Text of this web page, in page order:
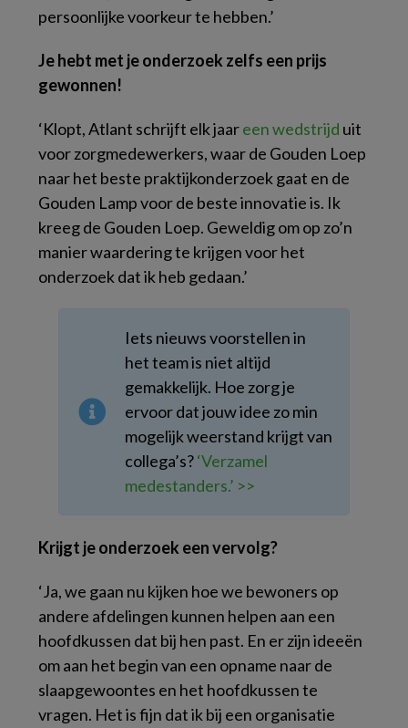
persoonlijke voorkeur te hebben.’
Je hebt met je onderzoek zelfs een prijs
gewonnen!
‘Klopt, Atlant schrijft elk jaareen wedstrijd uit
voor zorgmedewerkers, waar de Gouden Loep
naar het beste praktijkonderzoek gaat en de
Gouden Lamp voor de beste innovatie is. Ik
kreeg de Gouden Loep. Geweldig om op zo’n
manier waardering te krijgen voor het
onderzoek dat ik heb gedaan.’
Iets nieuws voorstellen in
het team is niet altijd
gemakkelijk. Hoe zorg je
ervoor dat jouw idee zo min
mogelijk weerstand krijgt van
collega’s?‘Verzamel
medestanders.’ >>
Krijgt je onderzoek een vervolg?
‘Ja, we gaan nu kijken hoe we bewoners op
andere afdelingen kunnen helpen aan een
hoofdkussen dat bij hen past. En er zijn ideeën
om aan het begin van een opname naar de
slaapgewoontes en het hoofdkussen te
vragen. Het is fijn dat ik bij een organisatie